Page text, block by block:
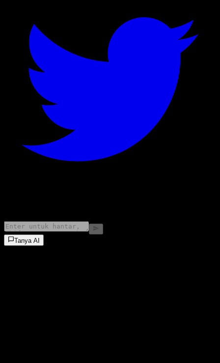
Tanya AI